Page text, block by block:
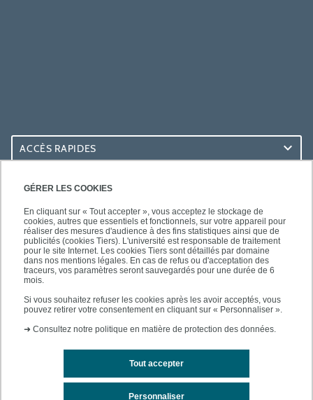
GÉRER LES COOKIES
En cliquant sur « Tout accepter », vous acceptez le stockage de
cookies, autres que essentiels et fonctionnels, sur votre appareil pour
réaliser des mesures d'audience à des fins statistiques ainsi que de
publicités (cookies Tiers). L'université est responsable de traitement
pour le site Internet. Les cookies Tiers sont détaillés par domaine
dans nos mentions légales. En cas de refus ou d'acceptation des
traceurs, vos paramètres seront sauvegardés pour une durée de 6
mois.
Si vous souhaitez refuser les cookies après les avoir acceptés, vous
pouvez retirer votre consentement en cliquant sur « Personnaliser ».
➜ Consultez notre politique en matière de protection des données.
Tout accepter
Personnaliser
ACCÈS RAPIDES
ACCÈS PRATIQUES
SUIVEZ-NOUS
Contacts